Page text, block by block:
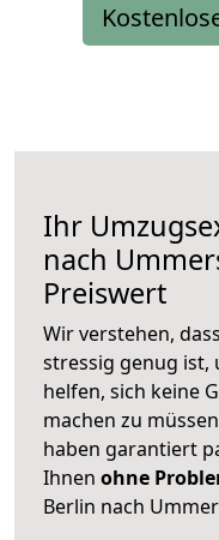
Ihr
nach
Preiswert
Wir verstehen,
stressig genug ist,
helfen, sich keine
machen zu
haben garantiert
Ihnen ohne
Berlin nach